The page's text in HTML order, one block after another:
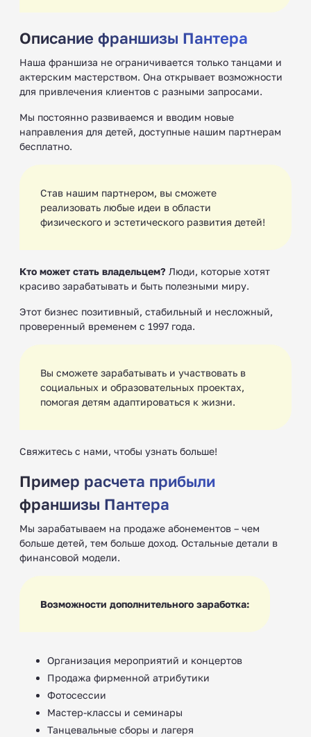
Описание франшизы Пантера
Наша франшиза не ограничивается только танцами и
актерским мастерством. Она открывает возможности
для привлечения клиентов с разными запросами.
Мы постоянно развиваемся и вводим новые
направления для детей, доступные нашим партнерам
бесплатно.
Став нашим партнером, вы сможете
реализовать любые идеи в области
физического и эстетического развития детей!
Кто может стать владельцем? Люди, которые хотят
красиво зарабатывать и быть полезными миру.
Этот бизнес позитивный, стабильный и несложный,
проверенный временем с 1997 года.
Вы сможете зарабатывать и участвовать в
социальных и образовательных проектах,
помогая детям адаптироваться к жизни. ‍‍
Свяжитесь с нами, чтобы узнать больше!
Пример расчета прибыли
франшизы Пантера
Мы зарабатываем на продаже абонементов – чем
больше детей, тем больше доход. Остальные детали в
финансовой модели.
Возможности дополнительного заработка:
Организация мероприятий и концертов
Продажа фирменной атрибутики
Фотосессии
Мастер-классы и семинары
Танцевальные сборы и лагеря